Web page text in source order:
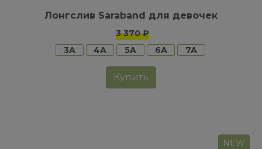
Лонгслив Saraband для девочек
3 370 ₽
3A
4A 5A 6A 7A
Купить
NEW